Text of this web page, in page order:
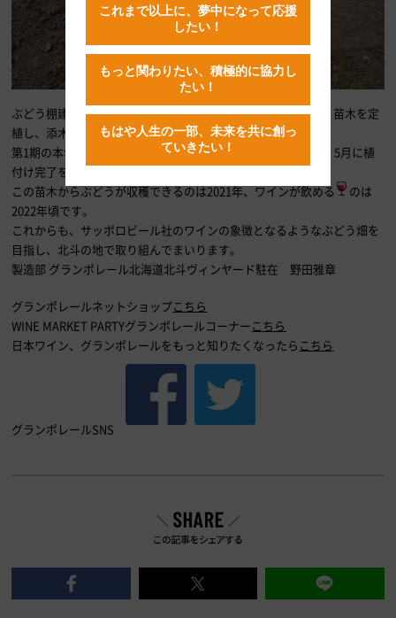
ぶどう棚建てと並行して、苗木の植付けも開始。植穴を掘り、苗木を定
植し、添木と苗木保護用のグローチューブを付けます。
第1期の本年は2.3haにメルローとシャルドネを植付け予定で、5月に植
付け完了を目指し進めています。
この苗木からぶどうが収穫できるのは2021年、ワインが飲める
のは
2022年頃です。
これからも、サッポロビール社のワインの象徴となるようなぶどう畑を
目指し、北斗の地で取り組んでまいります。
製造部 グランポレール北海道北斗ヴィンヤード駐在 野田雅章
グランポレールネットショップこちら
WINE MARKET PARTYグランポレールコーナーこちら
日本ワイン、グランポレールをもっと知りたくなったら こちら
グランポレールSNS
これまで以上に、夢中になって応援
したい！
もっと関わりたい、積極的に協力し
たい！
もはや人生の一部、未来を共に創っ
ていきたい！